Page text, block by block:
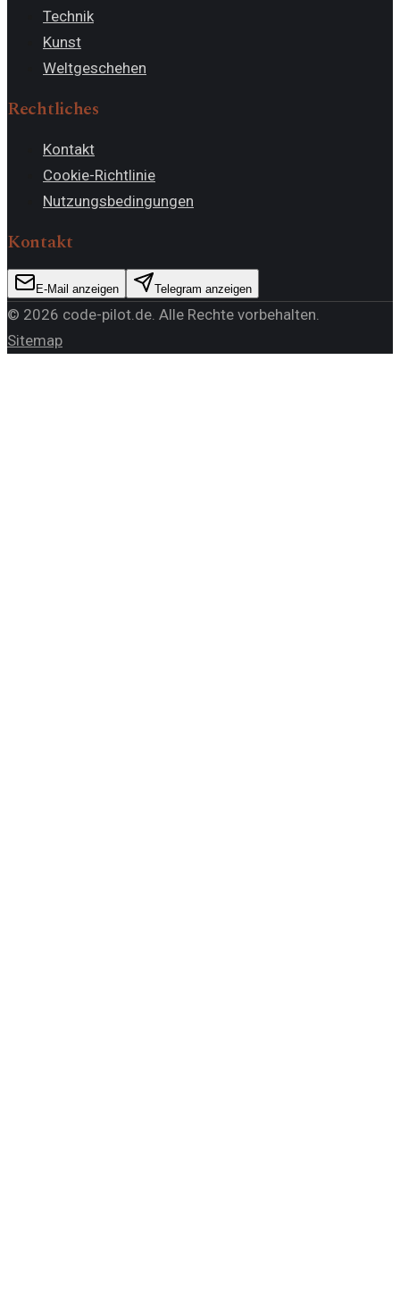
Technik
Kunst
Weltgeschehen
Rechtliches
Kontakt
Cookie-Richtlinie
Nutzungsbedingungen
Kontakt
E-Mail anzeigen Telegram anzeigen
© 2026 code-pilot.de. Alle Rechte vorbehalten.
Sitemap